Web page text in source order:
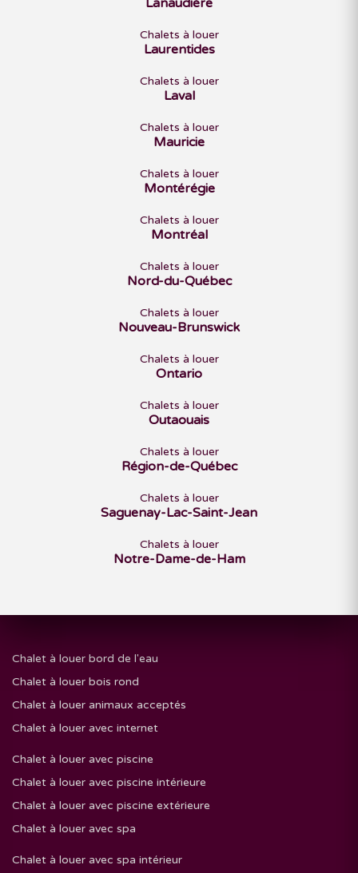
Lanaudière
Chalets à louer
Laurentides
Chalets à louer
Laval
Chalets à louer
Mauricie
Chalets à louer
Montérégie
Chalets à louer
Montréal
Chalets à louer
Nord-du-Québec
Chalets à louer
Nouveau-Brunswick
Chalets à louer
Ontario
Chalets à louer
Outaouais
Chalets à louer
Région-de-Québec
Chalets à louer
Saguenay-Lac-Saint-Jean
Chalets à louer
Notre-Dame-de-Ham
Chalet à louer bord de l'eau
Chalet à louer bois rond
Chalet à louer animaux acceptés
Chalet à louer avec internet
Chalet à louer avec piscine
Chalet à louer avec piscine intérieure
Chalet à louer avec piscine extérieure
Chalet à louer avec spa
Chalet à louer avec spa intérieur